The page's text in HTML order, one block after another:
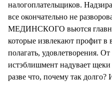
налогоплательщиков.
все окончательно не
МЕДИНСКОГО вьются
которые извлекают профит в
полагать, удовлетворения. От
истэблишмент надувает
разве что, почему так долго?